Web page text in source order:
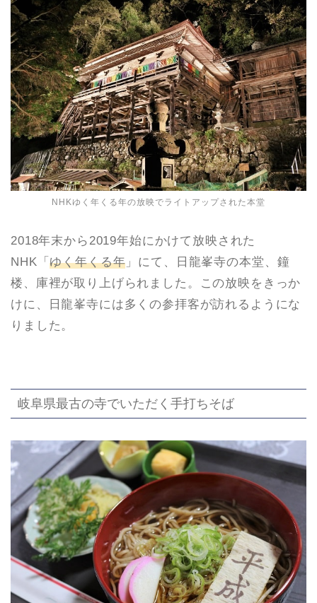
NHKゆく年くる年の放映でライトアップされた本堂
2018年末から2019年始にかけて放映された
NHK「ゆく年くる年 」にて、日龍峯寺の本堂、鐘
楼、庫裡が取り上げられました。この放映をきっか
けに、日龍峯寺には多くの参拝客が訪れるようにな
りました。
岐阜県最古の寺でいただく手打ちそば